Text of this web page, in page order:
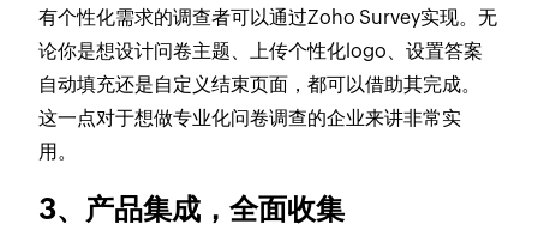
有个性化需求的调查者可以通过Zoho Survey实现。无
论你是想设计问卷主题、上传个性化logo、设置答案
自动填充还是自定义结束页面，都可以借助其完成。
这一点对于想做专业化问卷调查的企业来讲非常实
用。
3、产品集成，全面收集